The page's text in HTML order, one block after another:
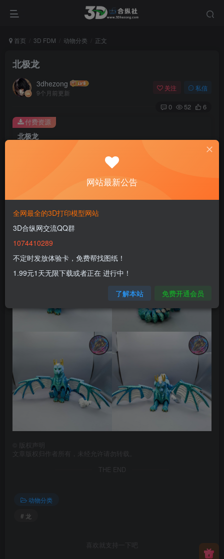
首页 3D FDM 动物分类 正文
北极龙
3dhezong
9个月前更新
关注 私信
0 52 6
北极龙
100
免费
付费资源
版权声明
文章版权归作者所有，未经允许请勿转载。
THE END
动物分类
# 龙
喜欢就支持一下吧
网站最新公告
全网最全的3D打印模型网站
3D合纵网交流QQ群
1074410289
不定时发放体验卡，免费帮找图纸！
1.99元1天无限下载或者正在 进行中！
了解本站 免费开通会员